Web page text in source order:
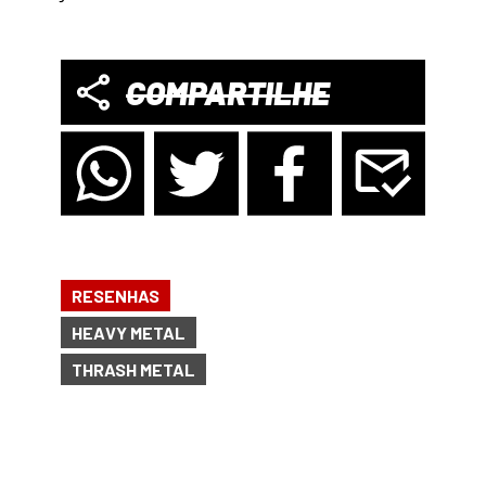
COMPARTILHE
RESENHAS
HEAVY METAL
THRASH METAL